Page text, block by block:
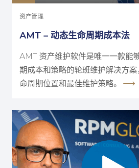
资产管理
AMT – 动态生命周期成本法
AMT 资产维护软件是唯一一款能
期成本和策略的轮班维护解决方
命周期位置和最佳维护策略。